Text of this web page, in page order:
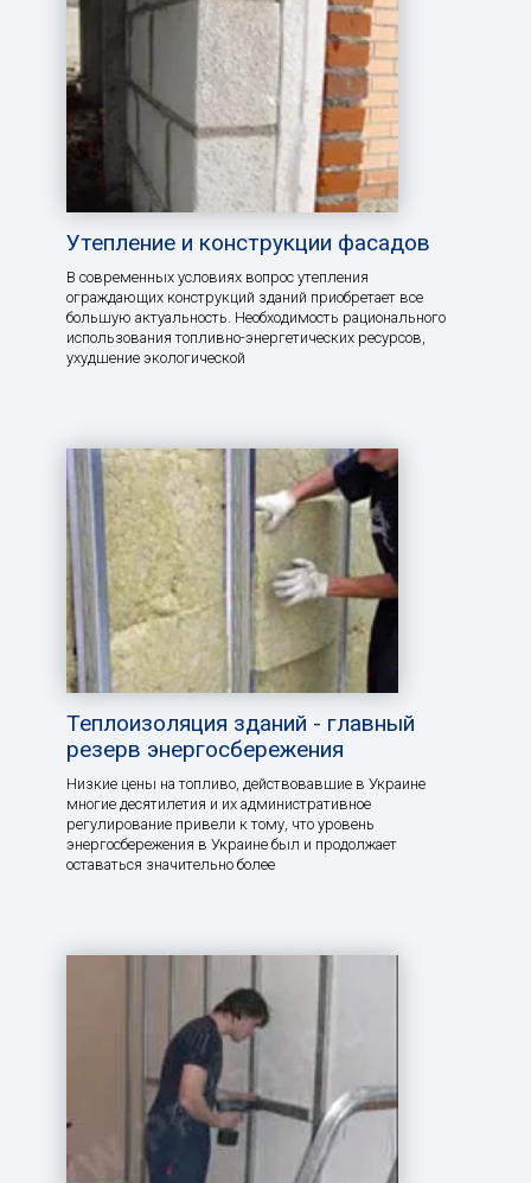
Утепление и конструкции фасадов
В современных условиях вопрос утепления
ограждающих конструкций зданий приобретает все
большую актуальность. Необходимость рационального
использования топливно-энергетических ресурсов,
ухудшение экологической
Теплоизоляция зданий - главный
резерв энергосбережения
Низкие цены на топливо, действовавшие в Украине
многие десятилетия и их административное
регулирование привели к тому, что уровень
энергосбережения в Украине был и продолжает
оставаться значительно более